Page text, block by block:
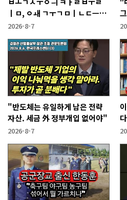
ㅣㅁ, ㅇㅙ ㄱㅜㄱㅁㅣㄴㄷㅡㄹ
ㅇㅣ ㄷㅏㅇㅎㅐㅇㅑ ㅎㅏㄴㅏ?
2026-8-7
"반도체는 유일하게 남은 전략
자산. 세금 外 정부개입 없어야"
2026-8-7